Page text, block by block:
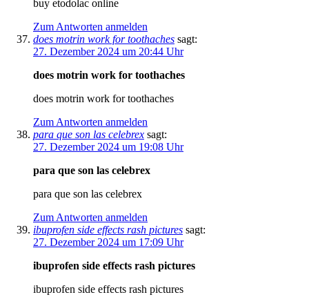
buy etodolac online
Zum Antworten anmelden
does motrin work for toothaches sagt:
27. Dezember 2024 um 20:44 Uhr
does motrin work for toothaches
does motrin work for toothaches
Zum Antworten anmelden
para que son las celebrex sagt:
27. Dezember 2024 um 19:08 Uhr
para que son las celebrex
para que son las celebrex
Zum Antworten anmelden
ibuprofen side effects rash pictures sagt:
27. Dezember 2024 um 17:09 Uhr
ibuprofen side effects rash pictures
ibuprofen side effects rash pictures